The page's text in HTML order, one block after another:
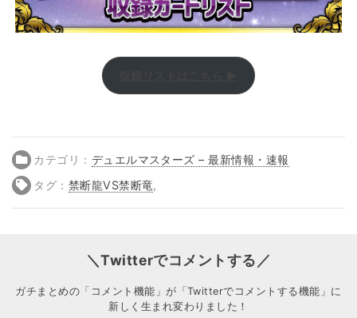
カテゴリ： デュエルマスターズ – 最新情報・速報
タグ： 禁断龍VS禁断竜,
＼Twitterでコメントする／
ガチまとめの「コメント機能」が「Twitterでコメントする機能」に
新しく生まれ変わりました！